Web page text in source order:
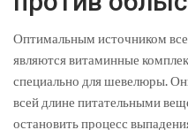
Оптимальным источником
являются витаминные
специально для шевелюры.
всей длине питательными
остановить процесс